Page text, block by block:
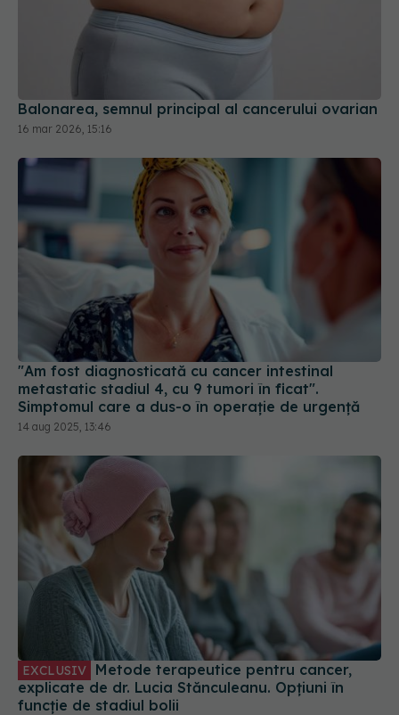
Balonarea, semnul principal al cancerului ovarian
16 mar 2026, 15:16
"Am fost diagnosticată cu cancer intestinal
metastatic stadiul 4, cu 9 tumori în ficat".
Simptomul care a dus-o în operație de urgență
14 aug 2025, 13:46
EXCLUSIV
explicate de dr. Lucia Stănculeanu. Opțiuni în
funcție de stadiul bolii